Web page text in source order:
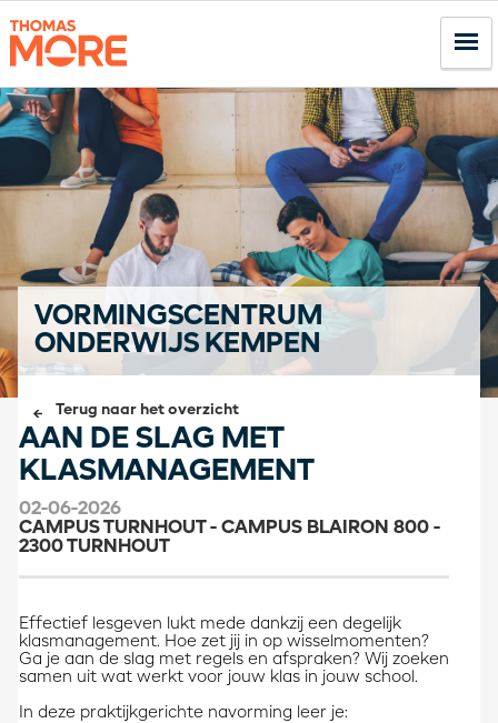
VORMINGSCENTRUM
ONDERWIJS KEMPEN
Terug naar het overzicht
AAN DE SLAG MET
KLASMANAGEMENT
02-06-2026
CAMPUS TURNHOUT - CAMPUS BLAIRON 800 -
2300 TURNHOUT
Effectief lesgeven lukt mede dankzij een degelijk
klasmanagement. Hoe zet jij in op wisselmomenten?
Ga je aan de slag met regels en afspraken? Wij zoeken
samen uit wat werkt voor jouw klas in jouw school.
In deze praktijkgerichte navorming leer je: